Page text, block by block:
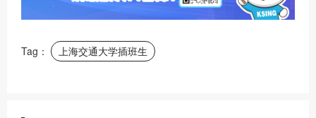
Tag： 上海交通大学插班生